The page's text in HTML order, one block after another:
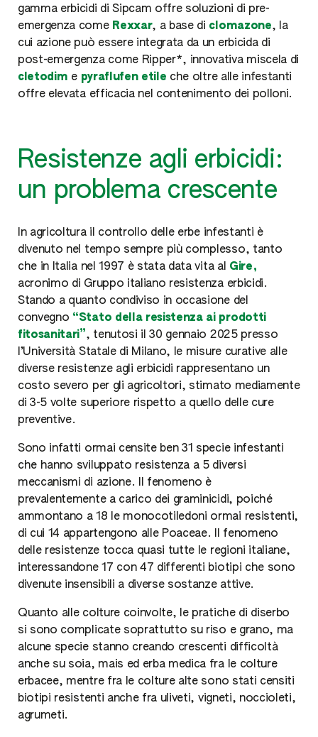
gamma erbicidi di Sipcam offre soluzioni di pre-
emergenza come Rexxar, a base di clomazone, la
cui azione può essere integrata da un erbicida di
post-emergenza come Ripper*, innovativa miscela di
cletodim e pyraflufen etile che oltre alle infestanti
offre elevata efficacia nel contenimento dei polloni.
Resistenze agli erbicidi:
un problema crescente
In agricoltura il controllo delle erbe infestanti è
divenuto nel tempo sempre più complesso, tanto
che in Italia nel 1997 è stata data vita al Gire,
acronimo di Gruppo italiano resistenza erbicidi.
Stando a quanto condiviso in occasione del
convegno “Stato della resistenza ai prodotti
fitosanitari”, tenutosi il 30 gennaio 2025 presso
l’Università Statale di Milano, le misure curative alle
diverse resistenze agli erbicidi rappresentano un
costo severo per gli agricoltori, stimato mediamente
di 3-5 volte superiore rispetto a quello delle cure
preventive.
Sono infatti ormai censite ben 31 specie infestanti
che hanno sviluppato resistenza a 5 diversi
meccanismi di azione. Il fenomeno è
prevalentemente a carico dei graminicidi, poiché
ammontano a 18 le monocotiledoni ormai resistenti,
di cui 14 appartengono alle Poaceae. Il fenomeno
delle resistenze tocca quasi tutte le regioni italiane,
interessandone 17 con 47 differenti biotipi che sono
divenute insensibili a diverse sostanze attive.
Quanto alle colture coinvolte, le pratiche di diserbo
si sono complicate soprattutto su riso e grano, ma
alcune specie stanno creando crescenti difficoltà
anche su soia, mais ed erba medica fra le colture
erbacee, mentre fra le colture alte sono stati censiti
biotipi resistenti anche fra uliveti, vigneti, noccioleti,
agrumeti.